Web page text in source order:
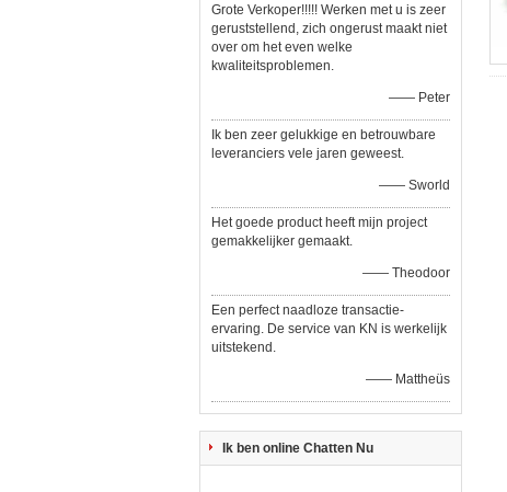
Grote Verkoper!!!!! Werken met u is zeer
geruststellend, zich ongerust maakt niet
over om het even welke
kwaliteitsproblemen.
—— Peter
Ik ben zeer gelukkige en betrouwbare
leveranciers vele jaren geweest.
—— Sworld
Het goede product heeft mijn project
gemakkelijker gemaakt.
—— Theodoor
Een perfect naadloze transactie-
ervaring. De service van KN is werkelijk
uitstekend.
—— Mattheüs
Ik ben online Chatten Nu